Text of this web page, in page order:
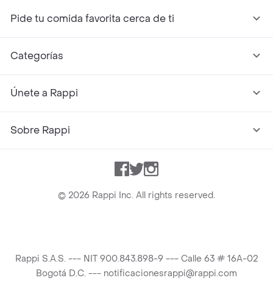
Pide tu comida favorita cerca de ti
Categorías
Únete a Rappi
Sobre Rappi
Facebook
TwitterInstagram
© 2026 Rappi Inc. All rights reserved.
Rappi S.A.S. --- NIT 900.843.898-9 --- Calle 63 # 16A-02
Bogotá D.C. --- notificacionesrappi@rappi.com